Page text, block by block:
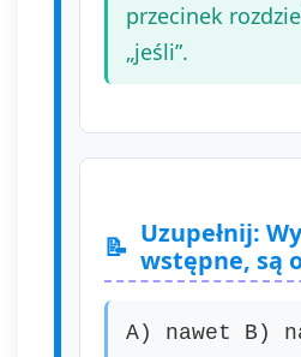
przecinek
„jeśli”.
Uzupełnij:
wstępne, są
A) nawet B)